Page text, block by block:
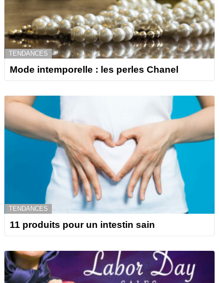
TENDANCES
Mode intemporelle : les perles Chanel
TENDANCES
11 produits pour un intestin sain